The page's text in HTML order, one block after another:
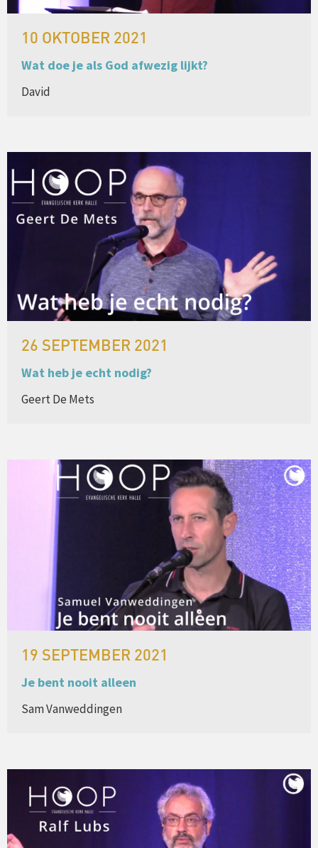
10 OKTOBER 2021
Wat doe je als God afwezig lijkt?
David
26 SEPTEMBER 2021
Wat heb je echt nodig?
Geert De Mets
19 SEPTEMBER 2021
Je bent nooit alleen
Sam Vanweddingen